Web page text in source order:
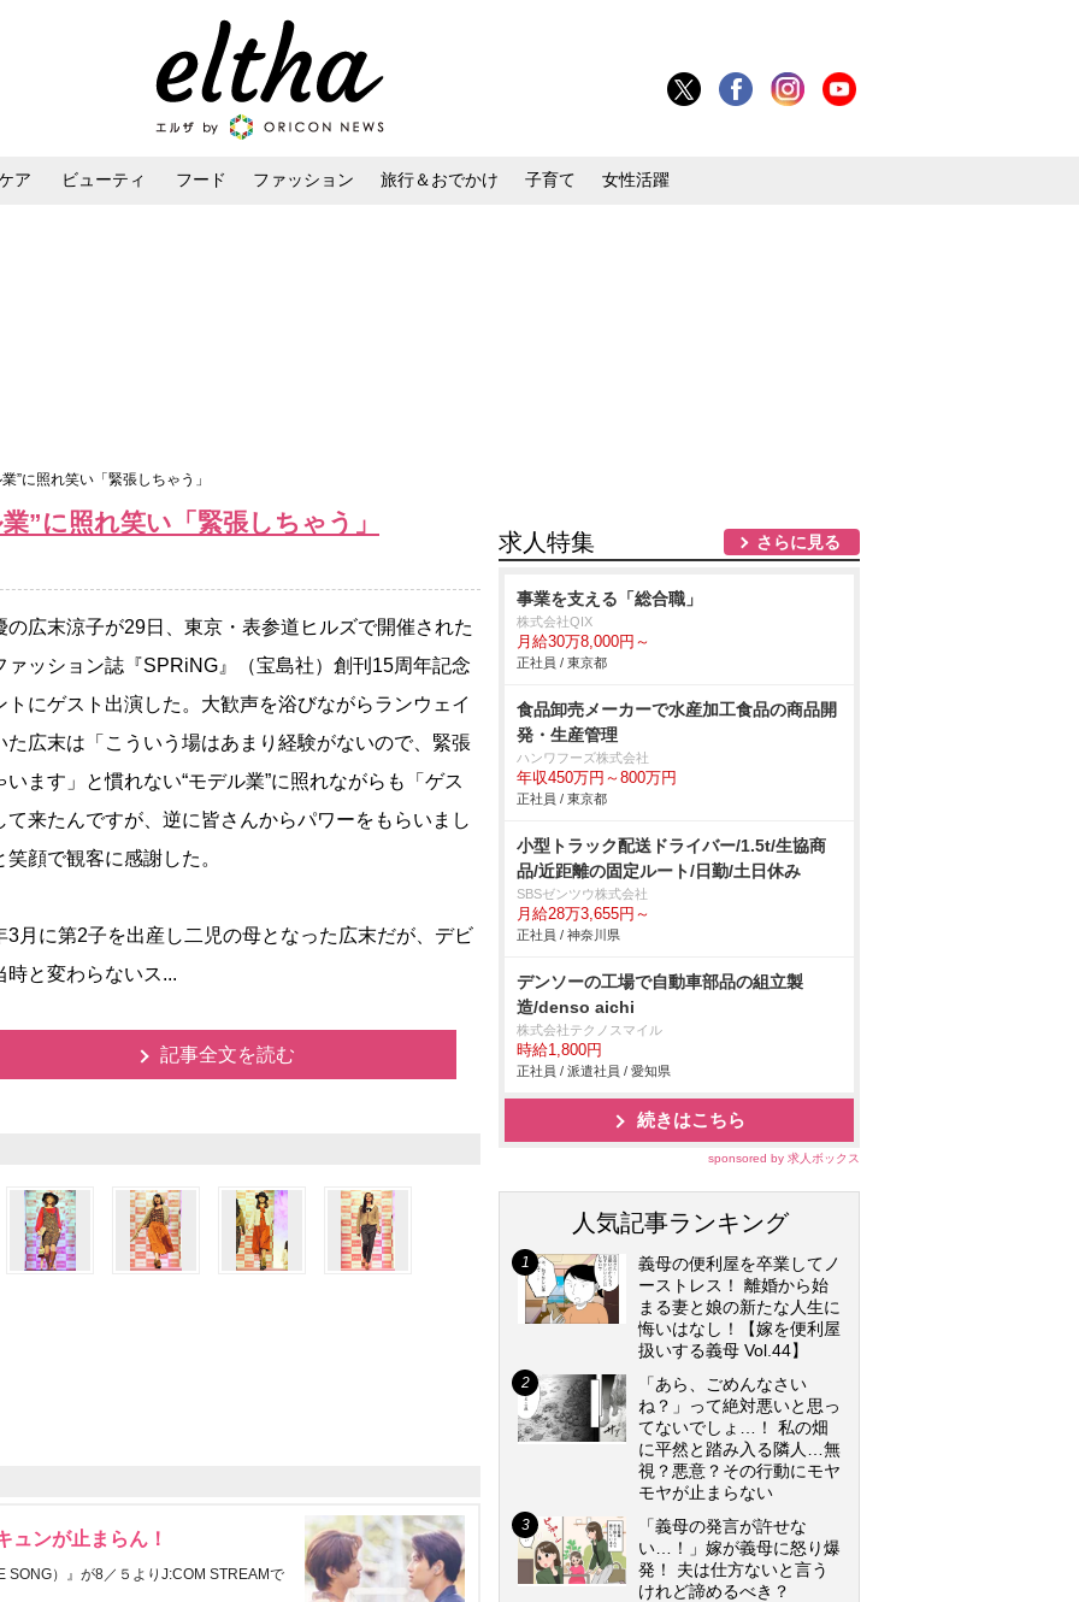
ア ビューティ フード ファッション 旅行＆おでかけ 子育て 女性活躍
”に照れ笑い「緊張しちゃう」
”に照れ笑い「緊張しちゃう」
広末涼子が29日、東京・表参道ヒルズで開催された
ァッション誌『SPRiNG』（宝島社）創刊15周年記念
トにゲスト出演した。大歓声を浴びながらランウェイ
た広末は「こういう場はあまり経験がないので、緊張
います」と慣れない“モデル業”に照れながらも「ゲス
て来たんですが、逆に皆さんからパワーをもらいまし
笑顔で観客に感謝した。
に第2子を出産し二児の母となった広末だが、デビ
時と変わらないス...
記事全文を読む
ュンが止まらん！
SONG）』が8／５よりJ:COM STREAMで
求人特集 さらに見る
事業を支える「総合職」
株式会社QIX
月給30万8,000円～
正社員 / 東京都
食品卸売メーカーで水産加工食品の商品開
発・生産管理
ハンワフーズ株式会社
年収450万円～800万円
正社員 / 東京都
小型トラック配送ドライバー/1.5t/生協商
品/近距離の固定ルート/日勤/土日休み
SBSゼンツウ株式会社
月給28万3,655円～
正社員 / 神奈川県
デンソーの工場で自動車部品の組立製
造/denso aichi
株式会社テクノスマイル
時給1,800円
正社員 / 派遣社員 / 愛知県
続きはこちら
sponsored by 求人ボックス
人気記事ランキング
義母の便利屋を卒業してノ
ーストレス！ 離婚から始
まる妻と娘の新たな人生に
悔いはなし！【嫁を便利屋
扱いする義母 Vol.44】
「あら、ごめんなさい
ね？」って絶対悪いと思っ
てないでしょ…！ 私の畑
に平然と踏み入る隣人…無
視？悪意？その行動にモヤ
モヤが止まらない
「義母の発言が許せな
い…！」嫁が義母に怒り爆
発！ 夫は仕方ないと言う
けれど諦めるべき？